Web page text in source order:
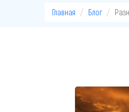
Главная Блог